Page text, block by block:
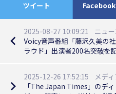
ツイート
navigate_before
2025-08-27 10:09:21
ニュ
Voicy音声番組「藤沢久美の
ラウド」出演者200名突破を
navigate_next
2025-12-26 17:52:15
メデ
「The Japan Times」のデ